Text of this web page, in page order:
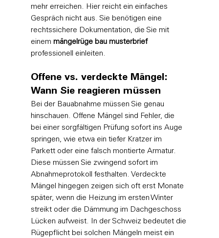
mehr erreichen. Hier reicht ein einfaches
Gespräch nicht aus. Sie benötigen eine
rechtssichere Dokumentation, die Sie mit
einem mängelrüge bau musterbrief
professionell einleiten.
Offene vs. verdeckte Mängel:
Wann Sie reagieren müssen
Bei der Bauabnahme müssen Sie genau
hinschauen. Offene Mängel sind Fehler, die
bei einer sorgfältigen Prüfung sofort ins Auge
springen, wie etwa ein tiefer Kratzer im
Parkett oder eine falsch montierte Armatur.
Diese müssen Sie zwingend sofort im
Abnahmeprotokoll festhalten. Verdeckte
Mängel hingegen zeigen sich oft erst Monate
später, wenn die Heizung im ersten Winter
streikt oder die Dämmung im Dachgeschoss
Lücken aufweist. In der Schweiz bedeutet die
Rügepflicht bei solchen Mängeln meist ein